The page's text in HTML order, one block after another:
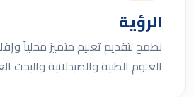
الرؤية
نطمح لتقديم تعليم متميز محلياً
العلوم الطبية والصيدلانية والبحث